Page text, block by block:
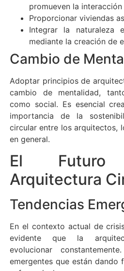
promueven la interacción
Proporcionar viviendas
Integrar la naturaleza
mediante la creación de
Cambio de
Adoptar principios de
cambio de mentalidad,
como social. Es esencial
importancia de la
circular entre los arquitectos,
en general.
El
Arquitectura
Tendencias
En el contexto actual de
evidente que la
evolucionar
emergentes que están dando